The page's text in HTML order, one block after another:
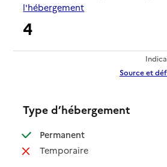
l'hébergement
4
Source et
Type d’hébergement
Permanent: disponible
Temporaire: non disponible